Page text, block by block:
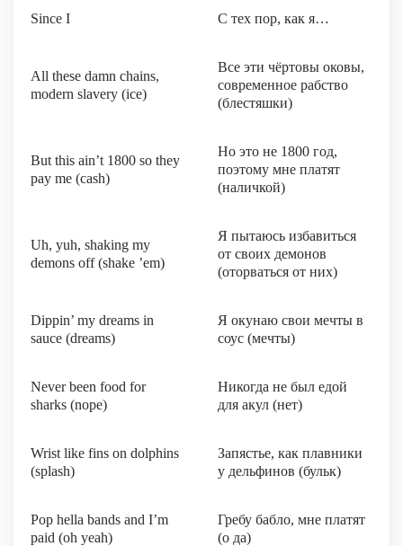
Since I С тех пор, как я…
All these damn chains,
modern slavery (ice)
Все эти чёртовы оковы,
современное рабство
(блестяшки)
But this ain’t 1800 so they
pay me (cash)
Но это не 1800 год,
поэтому мне платят
(наличкой)
Uh, yuh, shaking my
demons off (shake ’em)
Я пытаюсь избавиться
от своих демонов
(оторваться от них)
Dippin’ my dreams in
sauce (dreams)
Я окунаю свои мечты в
соус (мечты)
Never been food for
sharks (nope)
Никогда не был едой
для акул (нет)
Wrist like fins on dolphins
(splash)
Запястье, как плавники
у дельфинов (бульк)
Pop hella bands and I’m
paid (oh yeah)
Гребу бабло, мне платят
(о да)